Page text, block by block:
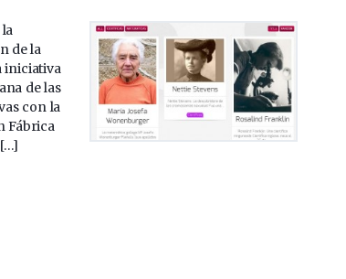
de la
iniciativa
de las
con la
Fábrica